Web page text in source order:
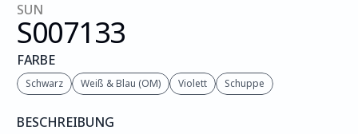
SUN
S007133
FARBE
Schwarz Weiß & Blau (OM) Violett Schuppe
BESCHREIBUNG